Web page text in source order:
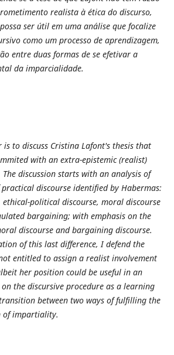
realista à ética do discurso,
ser útil em uma análise que focalize
como um processo de aprendizagem,
entre duas formas de se efetivar a
da imparcialidade.
is to discuss Cristina Lafont's thesis that
with an extra-epistemic (realist)
discussion starts with an analysis of
discourse identified by Habermas:
political discourse, moral discourse
bargaining; with emphasis on the
discourse and bargaining discourse.
of this last difference, I defend the
entitled to assign a realist involvement
her position could be useful in an
the discursive procedure as a learning
between two ways of fulfilling the
of impartiality.